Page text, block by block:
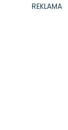
REKLAMA